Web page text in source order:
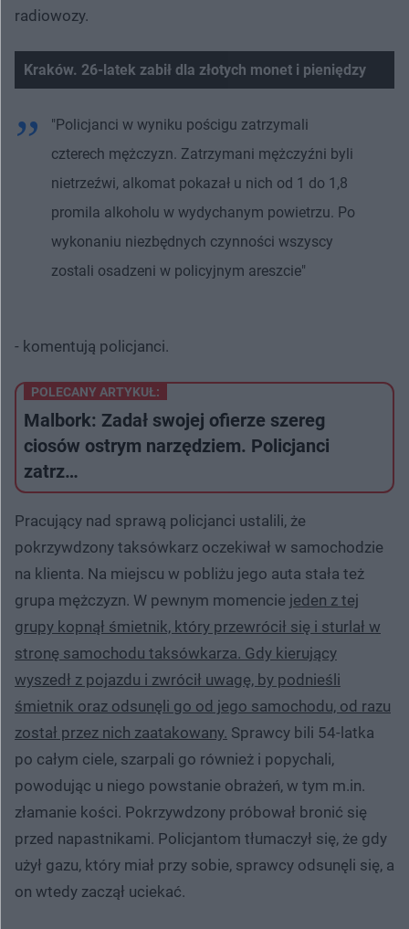
radiowozy.
Kraków. 26-latek zabił dla złotych monet i pieniędzy
"Policjanci w wyniku pościgu zatrzymali
czterech mężczyzn. Zatrzymani mężczyźni byli
nietrzeźwi, alkomat pokazał u nich od 1 do 1,8
promila alkoholu w wydychanym powietrzu. Po
wykonaniu niezbędnych czynności wszyscy
zostali osadzeni w policyjnym areszcie"
- komentują policjanci.
POLECANY ARTYKUŁ:
Malbork: Zadał swojej ofierze szereg
ciosów ostrym narzędziem. Policjanci
zatrz…
Pracujący nad sprawą policjanci ustalili, że
pokrzywdzony taksówkarz oczekiwał w samochodzie
na klienta. Na miejscu w pobliżu jego auta stała też
grupa mężczyzn. W pewnym momencie jeden z tej
grupy kopnął śmietnik, który przewrócił się i sturlał w
stronę samochodu taksówkarza. Gdy kierujący
wyszedł z pojazdu i zwrócił uwagę, by podnieśli
śmietnik oraz odsunęli go od jego samochodu, od razu
został przez nich zaatakowany. Sprawcy bili 54-latka
po całym ciele, szarpali go również i popychali,
powodując u niego powstanie obrażeń, w tym m.in.
złamanie kości. Pokrzywdzony próbował bronić się
przed napastnikami. Policjantom tłumaczył się, że gdy
użył gazu, który miał przy sobie, sprawcy odsunęli się, a
on wtedy zaczął uciekać.